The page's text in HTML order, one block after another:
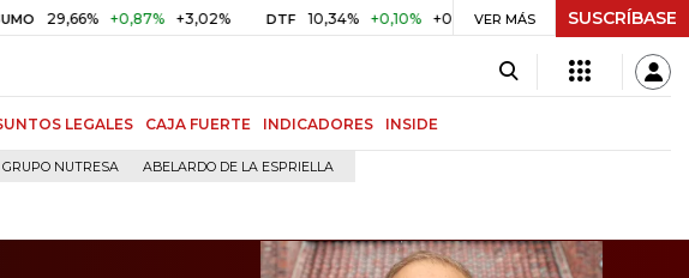
+0,87% +3,02% DTF 10,34% +0,10% +0,98% UVR $ 416,96 +$ 0,05 +0,01%
VER MÁS SUSCRÍBASE
LEGALES CAJA FUERTE INDICADORES INSIDE
GRUPO NUTRESA ABELARDO DE LA ESPRIELLA